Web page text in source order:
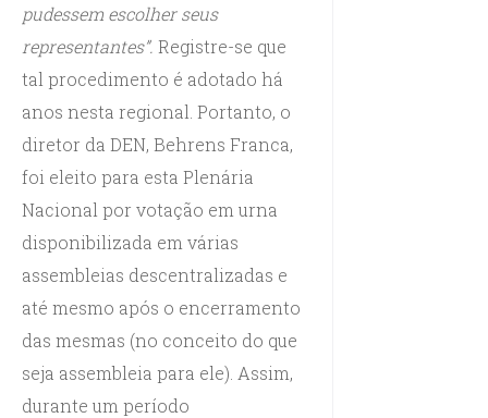
pudessem escolher seus
representantes”. Registre-se que
tal procedimento é adotado há
anos nesta regional. Portanto, o
diretor da DEN, Behrens Franca,
foi eleito para esta Plenária
Nacional por votação em urna
disponibilizada em várias
assembleias descentralizadas e
até mesmo após o encerramento
das mesmas (no conceito do que
seja assembleia para ele). Assim,
durante um período